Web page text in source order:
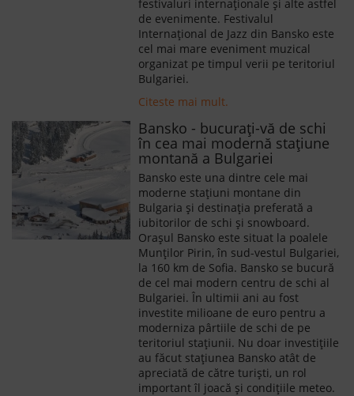
festivaluri internaționale și alte astfel
de evenimente. Festivalul
Internațional de Jazz din Bansko este
cel mai mare eveniment muzical
organizat pe timpul verii pe teritoriul
Bulgariei.
Citeste mai mult.
Bansko - bucurați-vă de schi
în cea mai modernă stațiune
montană a Bulgariei
Bansko este una dintre cele mai
moderne staţiuni montane din
Bulgaria și destinația preferată a
iubitorilor de schi și snowboard.
Orașul Bansko este situat la poalele
Munților Pirin, în sud-vestul Bulgariei,
la 160 km de Sofia. Bansko se bucură
de cel mai modern centru de schi al
Bulgariei. În ultimii ani au fost
investite milioane de euro pentru a
moderniza pârtiile de schi de pe
teritoriul stațiunii. Nu doar investițiile
au făcut stațiunea Bansko atât de
apreciată de către turiști, un rol
important îl joacă și condițiile meteo.